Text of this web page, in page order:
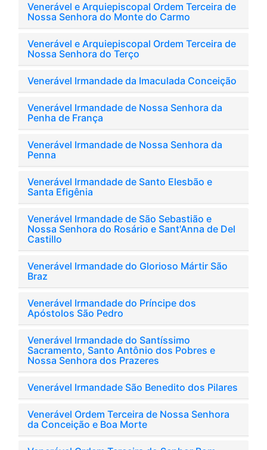
Venerável e Arquiepiscopal Ordem Terceira de
Nossa Senhora do Monte do Carmo
Venerável e Arquiepiscopal Ordem Terceira de
Nossa Senhora do Terço
Venerável Irmandade da Imaculada Conceição
Venerável Irmandade de Nossa Senhora da
Penha de França
Venerável Irmandade de Nossa Senhora da
Penna
Venerável Irmandade de Santo Elesbão e
Santa Efigênia
Venerável Irmandade de São Sebastião e
Nossa Senhora do Rosário e Sant'Anna de Del
Castillo
Venerável Irmandade do Glorioso Mártir São
Braz
Venerável Irmandade do Príncipe dos
Apóstolos São Pedro
Venerável Irmandade do Santíssimo
Sacramento, Santo Antônio dos Pobres e
Nossa Senhora dos Prazeres
Venerável Irmandade São Benedito dos Pilares
Venerável Ordem Terceira de Nossa Senhora
da Conceição e Boa Morte